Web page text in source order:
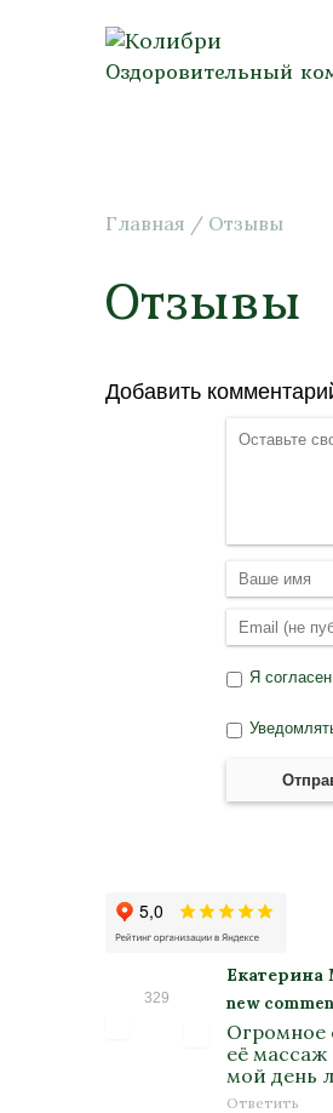
Оздоровительный
Главная / Отзывы
Отзывы
Добавить
Я
329 new
Огромное
её массаж
мой день
Ответить